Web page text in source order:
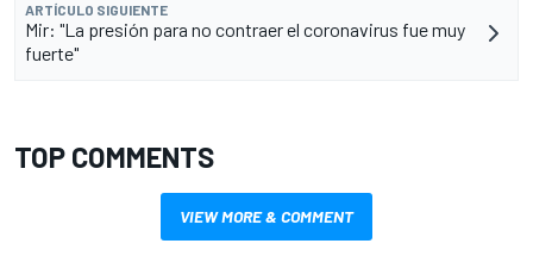
ARTÍCULO SIGUIENTE
Mir: "La presión para no contraer el coronavirus fue muy
fuerte"
TOP COMMENTS
VIEW MORE & COMMENT